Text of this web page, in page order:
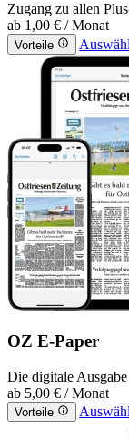
Zugang zu allen
ab 1,00 € / Monat
Vorteile
OZ E-Paper
Die digitale
ab 5,00 € / Monat
Vorteile